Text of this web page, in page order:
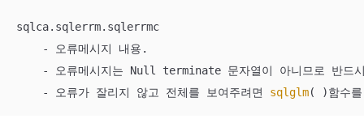
sqlca.sqlerrm.sqlerrmc
    - 오류메시지 내용.
- 오류메시지는 Null terminate 문자열이 아니므로 반
    - 오류가 잘리지 않고 전체를 보여주려면
sqlglm( )함수